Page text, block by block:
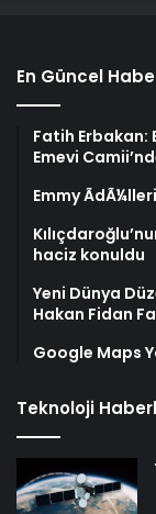
En Güncel
Fatih Erbakan:
Emevi
Emmy
haciz konuldu
Yeni Dünya
Hakan Fidan
Google Maps
Teknoloji